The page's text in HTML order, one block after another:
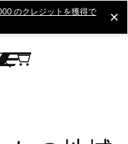
のクレジットを獲得で